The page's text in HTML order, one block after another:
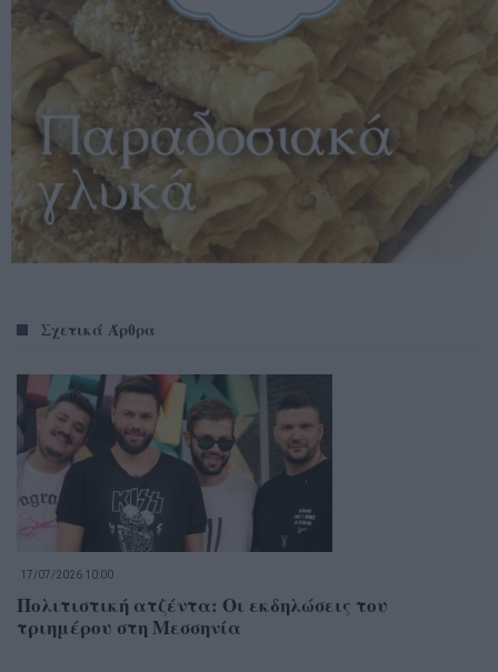
Σχετικά Άρθρα
17/07/2026 10:00
Πολιτιστική ατζέντα: Οι εκδηλώσεις του
τριημέρου στη Μεσσηνία